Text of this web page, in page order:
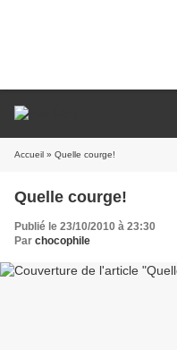
Accueil » Quelle courge!
Quelle courge!
Publié le 23/10/2010 à 23:30
Par chocophile